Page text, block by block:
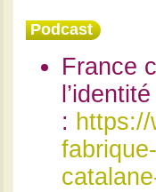
Podcast
France
: